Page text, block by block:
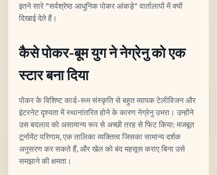
इतने सारे "सर्वश्रेष्ठ आधुनिक पोकर आंकड़े" वार्तालापों में क्यों
दिखाई देते हैं।
कैसे पोकर-बूम युग ने नेग्रेनु को एक
स्टार बना दिया
पोकर के विशिष्ट कार्ड-रूम संस्कृति से बहुत व्यापक टेलीविजन और
इंटरनेट दृश्यता में स्थानांतरित होने के कारण नेग्रेनु उभरा। उन्होंने
उस बदलाव को असामान्य रूप से अच्छी तरह से फिट किया: मजबूत
टूर्नामेंट परिणाम, एक तालिका व्यक्तित्व जिसका सामान्य दर्शक
अनुसरण कर सकते हैं, और खेल को बंद महसूस कराए बिना उसे
समझाने की क्षमता।